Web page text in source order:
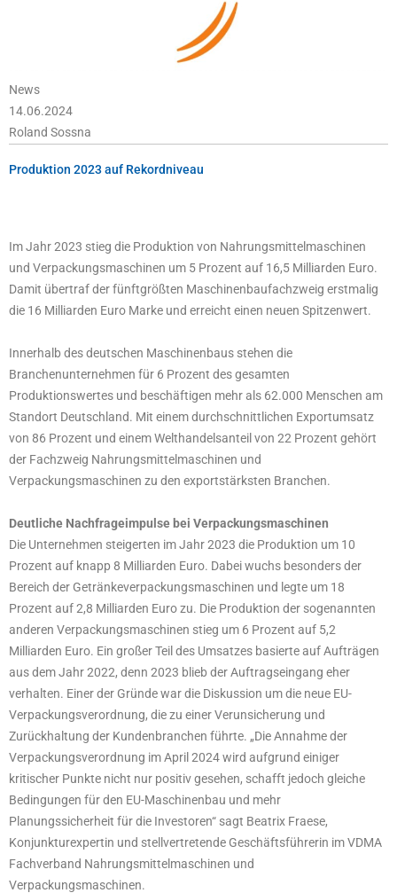
News
14.06.2024
Roland Sossna
Produktion 2023 auf Rekordniveau
Im Jahr 2023 stieg die Produktion von Nahrungsmittelmaschinen
und Verpackungsmaschinen um 5 Prozent auf 16,5 Milliarden Euro.
Damit übertraf der fünftgrößten Maschinenbaufachzweig erstmalig
die 16 Milliarden Euro Marke und erreicht einen neuen Spitzenwert.
Innerhalb des deutschen Maschinenbaus stehen die
Branchenunternehmen für 6 Prozent des gesamten
Produktionswertes und beschäftigen mehr als 62.000 Menschen am
Standort Deutschland. Mit einem durchschnittlichen Exportumsatz
von 86 Prozent und einem Welthandelsanteil von 22 Prozent gehört
der Fachzweig Nahrungsmittelmaschinen und
Verpackungsmaschinen zu den exportstärksten Branchen.
Deutliche Nachfrageimpulse bei Verpackungsmaschinen
Die Unternehmen steigerten im Jahr 2023 die Produktion um 10
Prozent auf knapp 8 Milliarden Euro. Dabei wuchs besonders der
Bereich der Getränkeverpackungsmaschinen und legte um 18
Prozent auf 2,8 Milliarden Euro zu. Die Produktion der sogenannten
anderen Verpackungsmaschinen stieg um 6 Prozent auf 5,2
Milliarden Euro. Ein großer Teil des Umsatzes basierte auf Aufträgen
aus dem Jahr 2022, denn 2023 blieb der Auftragseingang eher
verhalten. Einer der Gründe war die Diskussion um die neue EU-
Verpackungsverordnung, die zu einer Verunsicherung und
Zurückhaltung der Kundenbranchen führte. „Die Annahme der
Verpackungsverordnung im April 2024 wird aufgrund einiger
kritischer Punkte nicht nur positiv gesehen, schafft jedoch gleiche
Bedingungen für den EU-Maschinenbau und mehr
Planungssicherheit für die Investoren“ sagt Beatrix Fraese,
Konjunkturexpertin und stellvertretende Geschäftsführerin im VDMA
Fachverband Nahrungsmittelmaschinen und
Verpackungsmaschinen.